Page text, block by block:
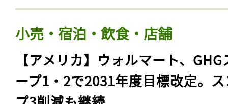
小売・宿泊・飲食・店舗
【アメリカ】ウォルマート、GHG
ープ1・2で2031年度目標改定。